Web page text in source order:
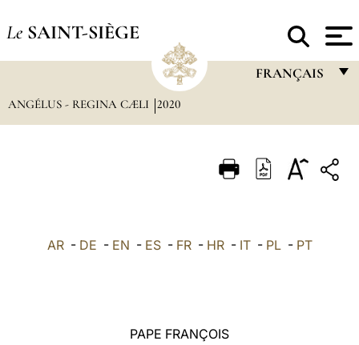
Le SAINT-SIÈGE
FRANÇAIS
ITALIANO
ANGÉLUS - REGINA CÆLI 2020
AR- DE - EN - ES- FR- HR- IT- PL- PT
PAPE FRANÇOIS